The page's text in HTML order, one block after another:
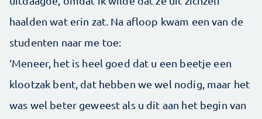
haalden wat erin zat. Na afloop kwam een van de
studenten naar me toe:
‘Meneer, het is heel goed dat u een beetje een
klootzak bent, dat hebben we wel nodig, maar het
was wel beter geweest als u dit aan het begin van